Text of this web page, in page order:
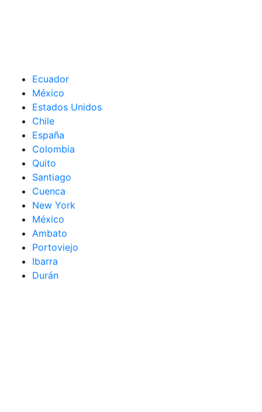
Ecuador
México
Estados Unidos
Chile
España
Colombia
Quito
Santiago
Cuenca
New York
México
Ambato
Portoviejo
Ibarra
Durán